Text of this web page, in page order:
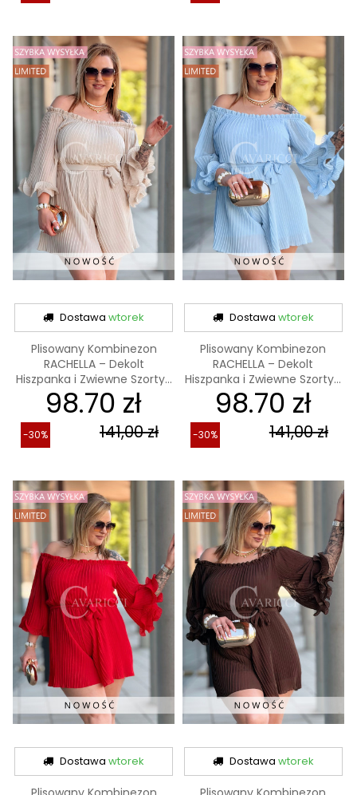
Dostawawtorek
Plisowany Kombinezon
RACHELLA – Dekolt
Hiszpanka i Zwiewne Szorty...
98.70 zł
141,00 zł
-30%
Dostawa wtorek
Plisowany Kombinezon
RACHELLA – Dekolt
Hiszpanka i Zwiewne Szorty...
98.70 zł
141,00 zł
-30%
Dostawawtorek Dostawa wtorek